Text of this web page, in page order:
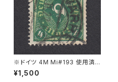
※ドイツ 4M Mi#193 使用済
み切手｜VARREL 30.11.1922
¥1,500